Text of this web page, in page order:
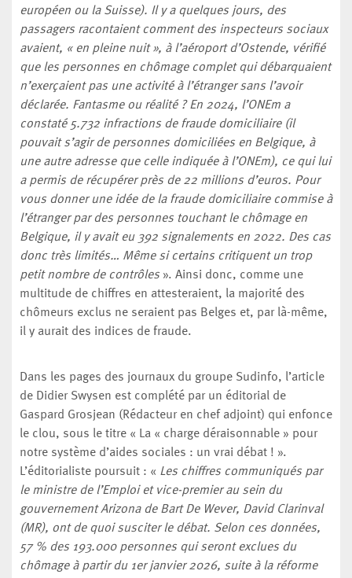
européen ou la Suisse). Il y a quelques jours, des
passagers racontaient comment des inspecteurs sociaux
avaient, « en pleine nuit », à l’aéroport d’Ostende, vérifié
que les personnes en chômage complet qui débarquaient
n’exerçaient pas une activité à l’étranger sans l’avoir
déclarée. Fantasme ou réalité ? En 2024, l’ONEm a
constaté 5.732 infractions de fraude domiciliaire (il
pouvait s’agir de personnes domiciliées en Belgique, à
une autre adresse que celle indiquée à l’ONEm), ce qui lui
a permis de récupérer près de 22 millions d’euros. Pour
vous donner une idée de la fraude domiciliaire commise à
l’étranger par des personnes touchant le chômage en
Belgique, il y avait eu 392 signalements en 2022. Des cas
donc très limités… Même si certains critiquent un trop
petit nombre de contrôles ». Ainsi donc, comme une
multitude de chiffres en attesteraient, la majorité des
chômeurs exclus ne seraient pas Belges et, par là-même,
il y aurait des indices de fraude.
Dans les pages des journaux du groupe Sudinfo, l’article
de Didier Swysen est complété par un éditorial de
Gaspard Grosjean (Rédacteur en chef adjoint) qui enfonce
le clou, sous le titre « La « charge déraisonnable » pour
notre système d’aides sociales : un vrai débat ! ».
L’éditorialiste poursuit : « Les chiffres communiqués par
le ministre de l’Emploi et vice-premier au sein du
gouvernement Arizona de Bart De Wever, David Clarinval
(MR), ont de quoi susciter le débat. Selon ces données,
57 % des 193.000 personnes qui seront exclues du
chômage à partir du 1er janvier 2026, suite à la réforme